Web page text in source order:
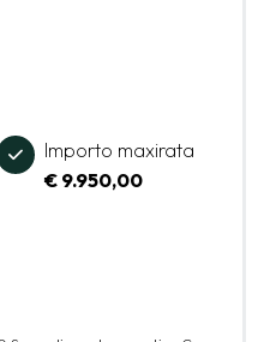
Importo maxirata
€ 9.950,00